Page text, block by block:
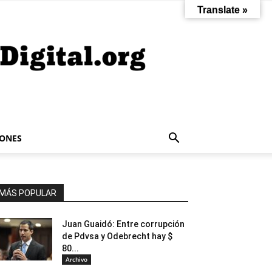
MÁS POPULAR
Juan Guaidó: Entre corrupción
de Pdvsa y Odebrecht hay $
80...
Archivo
Translate »